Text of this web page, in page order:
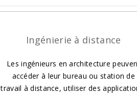
Ingénierie à distance
Les ingénieurs en architecture
accéder à leur bureau ou station de
travail à distance, utiliser des